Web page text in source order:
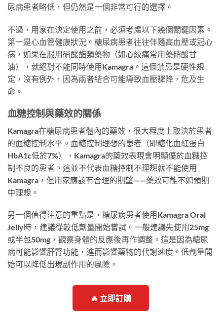
尿病患者略低，但仍然是一個非常可行的選擇。
不過，用家在決定使用之前，必須考慮以下幾個關鍵因素。
第一是心血管健康狀況。糖尿病患者往往伴隨高血壓或冠心
病，如果在服用硝酸酯類藥物（如心絞痛常用藥硝酸甘
油），就絕對不能同時使用Kamagra。這個禁忌是硬性規
定，沒有例外，因為兩者結合可能導致血壓驟降，危及生
命。
血糖控制與藥效的關係
Kamagra在糖尿病患者體內的藥效，很大程度上取決於患者
的血糖控制水平。血糖控制理想的患者（即糖化血紅蛋白
HbA1c低於7%），Kamagra的藥效表現會明顯優於血糖控
制不良的患者。這並不代表血糖控制不理想就不能使用
Kamagra，但用家應該有合理的期望——藥效可能不如預期
中理想。
另一個值得注意的重點是，糖尿病患者使用Kamagra Oral
Jelly時，建議從較低劑量開始嘗試。一般建議先使用25mg
或半包50mg，觀察身體的反應後再作調整。這是因為糖尿
病可能影響肝腎功能，進而影響藥物的代謝速度。低劑量開
始可以降低出現副作用的風險。
🔥 立即訂購